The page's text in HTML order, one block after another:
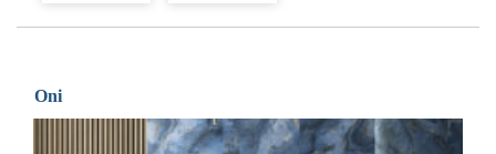
Oni